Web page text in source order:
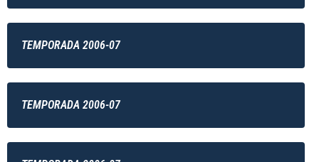
TEMPORADA 2006-07
TEMPORADA 2006-07